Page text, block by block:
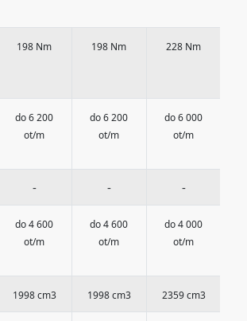
198 Nm 198 Nm 228 Nm
do 6 200
ot/m
do 6 200
ot/m
do 6 000
ot/m
- - -
do 4 600
ot/m
do 4 600
ot/m
do 4 000
ot/m
1998 cm3 1998 cm3 2359 cm3